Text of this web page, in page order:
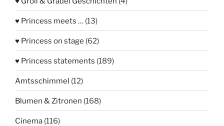
♥ Princess meets … (13)
♥ Princess on stage (62)
♥ Princess statements (189)
Amtsschimmel (12)
Blumen & Zitronen (168)
Cinema (116)